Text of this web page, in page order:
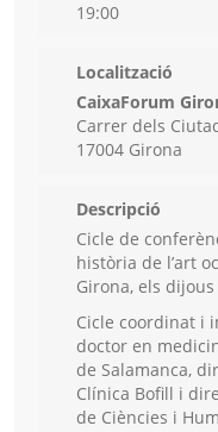
19:00
Localització
CaixaForum
Carrer dels
17004 Girona
Descripció
Cicle de
història de l’art
Girona, els
Cicle coordinat i
doctor en
de Salamanca,
Clínica Bofill i
de Ciències i